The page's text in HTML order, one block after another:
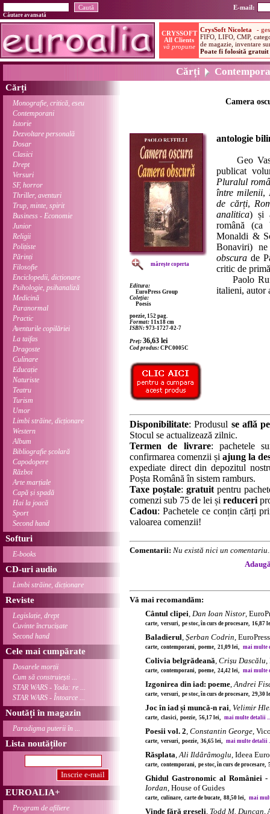
E-mail:
Căutare avansată
Cărți
Cărți
Monografie, critică, eseu
Contemporani
Istorie
Dezvoltare personală
Dosar
Clasici
Drept
Versuri
SF, horror
Thriller, aventuri
Trup, minte, spirit
Business - Economie
Junior
Religii
Polițiste
Părinți
Filosofie
Enciclopedii, dicționare
Psihologie, psihanaliză
Medicină
Paranormal
Practic
Aventurile copilăriei
La taifas
Dragoste
Culinare
Educație
Naturiste
Teatru
Turism
Umor
Limbi străine, dicționare
Western
Album
Bibliografie școlară
Capodopere
Război
Arte marțiale
Capă și spadă
Hai la joacă
Sport
Second hand
Softuri
E-books
CD-uri audio
Limbi străine, dicționare
Reviste
Legislație, drept
Cuvinte încrucișate
Second hand
Cele mai cumpărate
Dosarele morții
Cum să construiești ...
STAR WARS - Yoda: re ...
STAR WARS - Întoarce ...
Noutăți în magazin
Paradigma puterii în ...
Lista noutăților
EUROALIA+
Program de afiliere
Camera
mărește coperta
Editura:
EuroPress Group
Coleția:
Poesis
poezie, 152 pag.
Format: 11x18 cm
ISBN: 973-1727-02-7
Preț: 36,63 lei
Cod produs: CPC0005C
antologie
Geo
publicat
Pluralul
între milenii,
de cărți,
analitica) și
română (ca
Monaldi &
Bonaviri)
obscura de
critic de
Paolo
italieni, autor
Disponibilitate: Produsul se află
Stocul se actualizează zilnic.
Termen de livrare: pachetele
confirmarea comenzii șiajung la
expediate direct din depozitul
Poșta Română în sistem ramburs.
Taxe poștale: gratuitpentru
comenzi sub 75 de lei și reduceri
Cadou: Pachetele ce conțin cărți
valoarea comenzii!
Comentarii: Nu există nici un
Vă mai recomandăm:
Cântul clipei, Dan Ioan Nistor,
carte, versuri, pe stoc, în curs de procesare, 16,87
Baladierul, Șerban Codrin,
carte, contemporani, poeme, 21,09 lei, mai multe
Colivia belgrădeană, Crișu Dascălu,
carte, contemporani, poeme, 24,42 lei, mai multe
Izgonirea din iad: poeme,Andrei
carte, versuri, pe stoc, în curs de procesare, 29,30
Joc în iad și muncă-n rai, Velimir
carte, clasici, poezie, 56,17 lei, mai multe detalii ...
Poesii vol. 2, Constantin George,
carte, versuri, poezie, 36,65 lei, mai multe detalii
Răsplata,Ali Ildârâmoglu, Ideea
carte, contemporani, pe stoc, în curs de
Ghidul Gastronomic al României
Iordan, House of Guides
carte, culinare, carte de bucate, 88,50 lei, mai
Vinde fără greșeli, Todd M. Duncan,